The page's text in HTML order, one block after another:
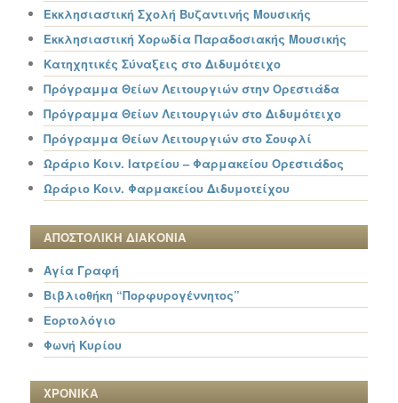
Εκκλησιαστική Σχολή Βυζαντινής Μουσικής
Εκκλησιαστική Χορωδία Παραδοσιακής Μουσικής
Κατηχητικές Σύναξεις στο Διδυμότειχο
Πρόγραμμα Θείων Λειτουργιών στην Ορεστιάδα
Πρόγραμμα Θείων Λειτουργιών στο Διδυμότειχο
Πρόγραμμα Θείων Λειτουργιών στο Σουφλί
Ωράριο Κοιν. Ιατρείου – Φαρμακείου Ορεστιάδος
Ωράριο Κοιν. Φαρμακείου Διδυμοτείχου
ΑΠΟΣΤΟΛΙΚΗ ΔΙΑΚΟΝΙΑ
Αγία Γραφή
Βιβλιοθήκη “Πορφυρογέννητος”
Εορτολόγιο
Φωνή Κυρίου
ΧΡΟΝΙΚΑ